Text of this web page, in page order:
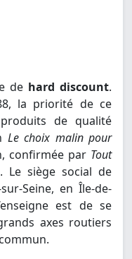
de hard discount.
la priorité de ce
de qualité
Le choix malin pour
confirmée par Tout
Le siège social de
Seine, en Île-de-
est de se
axes routiers